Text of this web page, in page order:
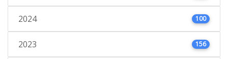
2024 100
2023 156